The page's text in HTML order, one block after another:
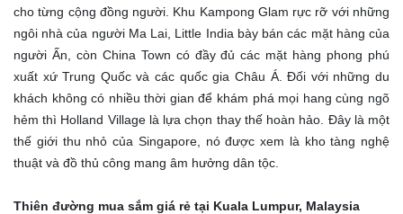
cho từng cộng đồng người. Khu Kampong Glam rực rỡ với những
ngôi nhà của người Ma Lai, Little India bày bán các mặt hàng của
người Ấn, còn China Town có đầy đủ các mặt hàng phong phú
xuất xứ Trung Quốc và các quốc gia Châu Á. Đối với những du
khách không có nhiều thời gian để khám phá mọi hang cùng ngõ
hẻm thì Holland Village là lựa chọn thay thế hoàn hảo. Đây là một
thế giới thu nhỏ của Singapore, nó được xem là kho tàng nghệ
thuật và đồ thủ công mang âm hưởng dân tộc.
Thiên đường mua sắm giá rẻ tại Kuala Lumpur, Malaysia